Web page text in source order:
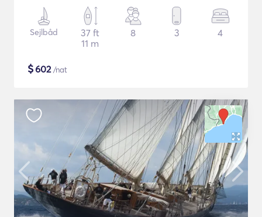
Sejlbåd
37 ft
11 m
8 3 4
$602/nat